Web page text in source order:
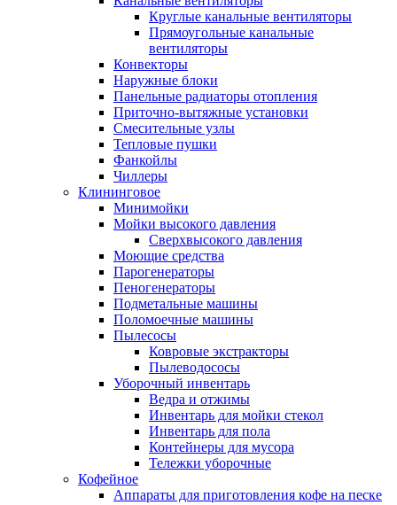
Круглые канальные вентиляторы
Прямоугольные канальные
вентиляторы
Конвекторы
Наружные блоки
Панельные радиаторы отопления
Приточно-вытяжные установки
Смесительные узлы
Тепловые пушки
Фанкойлы
Чиллеры
Клининговое
Минимойки
Мойки высокого давления
Сверхвысокого давления
Моющие средства
Парогенераторы
Пеногенераторы
Подметальные машины
Поломоечные машины
Пылесосы
Ковровые экстракторы
Пылеводососы
Уборочный инвентарь
Ведра и отжимы
Инвентарь для мойки стекол
Инвентарь для пола
Контейнеры для мусора
Тележки уборочные
Кофейное
Аппараты для приготовления кофе на песке